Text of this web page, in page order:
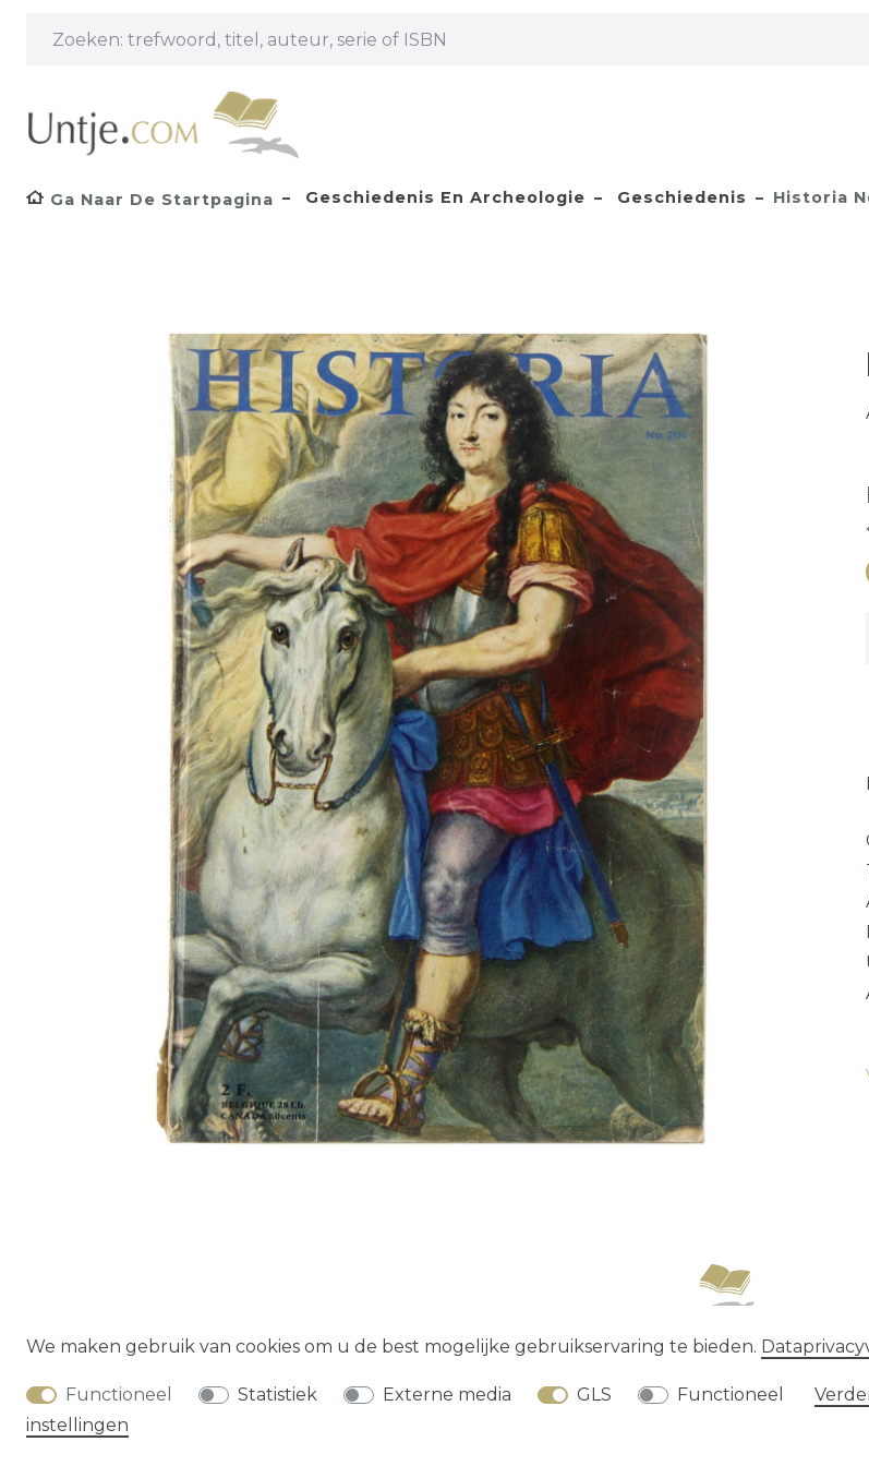
Ga Naar De Startpagina Geschiedenis En Archeologie Geschiedenis Historia
Herroepings­recht Data­privacy­verklaring
We maken gebruik van cookies om u de best mogelijke gebruikservaring te bieden.
Functioneel Statistiek Externe media GLS Functioneel
instellingen